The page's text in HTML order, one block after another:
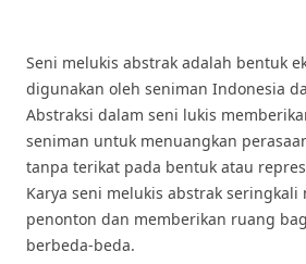
Seni melukis abstrak adalah bentuk
digunakan oleh seniman Indonesia
Abstraksi dalam seni lukis
seniman untuk menuangkan
tanpa terikat pada bentuk atau
Karya seni melukis abstrak
penonton dan memberikan ruang
berbeda-beda.